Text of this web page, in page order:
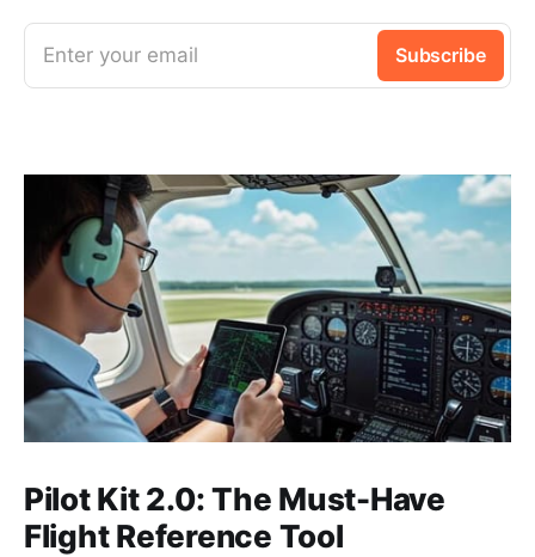
Enter your email Subscribe
Pilot Kit 2.0: The Must-Have
Flight Reference Tool